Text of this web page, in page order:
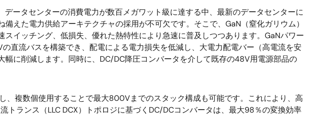
ータセンターの消費電力が数百メガワット級に達する中、最新のデータセンターに
えた電力供給アーキテクチャの採用が不可欠です。そこで、GaN（窒化ガリウム）
イッチング、低損失、優れた熱特性により急速に普及しつつあります。GaNパワー
直流バスを構築でき、配電による電力損失を低減し、大電力配電バー（高電流を安
幅に削減します。同時に、DC/DC降圧コンバータを介して既存の48V用電源部品の
複数個使用することで最大800Vまでのスタック構成も可能です。これにより、高
ランス（LLC DCX）トポロジに基づくDC/DCコンバータは、最大98％の変換効率